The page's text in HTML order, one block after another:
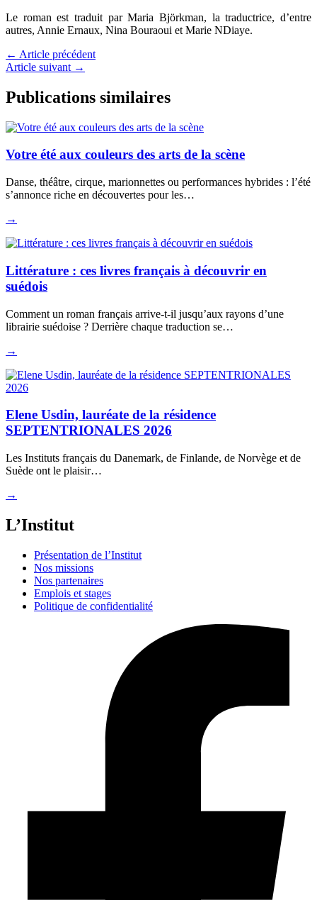
Le roman est traduit par Maria Björkman, la traductrice, d’entre
autres, Annie Ernaux, Nina Bouraoui et Marie NDiaye.
← Article précédent
Article suivant →
Publications similaires
Votre été aux couleurs des arts de la scène
Danse, théâtre, cirque, marionnettes ou performances hybrides : l’été
s’annonce riche en découvertes pour les…
→
Littérature : ces livres français à découvrir en
suédois
Comment un roman français arrive-t-il jusqu’aux rayons d’une
librairie suédoise ? Derrière chaque traduction se…
→
Elene Usdin, lauréate de la résidence
SEPTENTRIONALES 2026
Les Instituts français du Danemark, de Finlande, de Norvège et de
Suède ont le plaisir…
→
L’Institut
Présentation de l’Institut
Nos missions
Nos partenaires
Emplois et stages
Politique de confidentialité